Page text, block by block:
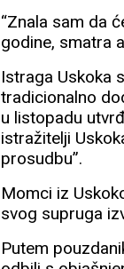
“Znala sam da
godine, smatra
Istraga Uskoka
tradicionalno
u listopadu
istražitelji
prosudbu”.
Momci iz
svog supruga
Putem